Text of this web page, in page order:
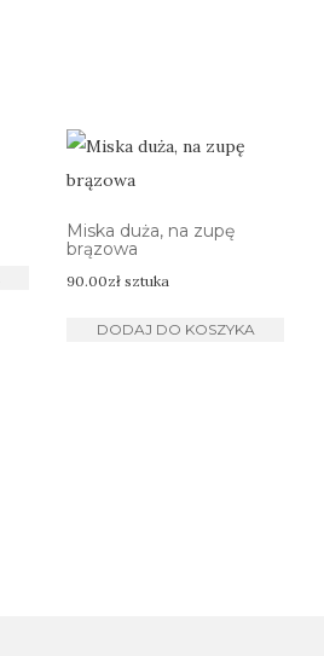
Miska duża, na zupę
brązowa
90.00zł sztuka
DODAJ DO KOSZYKA